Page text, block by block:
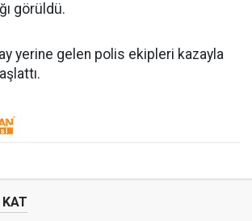
görüldü.
yerine gelen polis ekipleri kazayla